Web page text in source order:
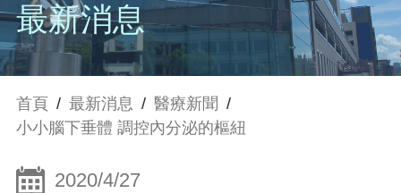
最新消息
首頁 / 最新消息 / 醫療新聞 /
小小腦下垂體 調控內分泌的樞紐
2020/4/27